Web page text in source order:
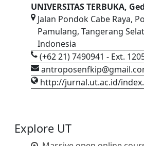
UNIVERSITAS TERBUKA,
Jalan Pondok Cabe Raya,
Pamulang, Tangerang
Indonesia
(+62 21) 7490941 - Ext.
http://jurnal.ut.ac.id/
Explore UT